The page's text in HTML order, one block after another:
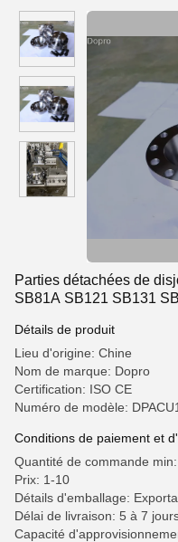
Parties détachées de
SB81A SB121 SB131
Détails de produit
Lieu d'origine: Chine
Nom de marque: Dopro
Certification: ISO CE
Numéro de modèle:
Conditions de paiement et
Quantité de commande min:
Prix: 1-10
Détails d'emballage:
Délai de livraison: 5 à 7
Capacité